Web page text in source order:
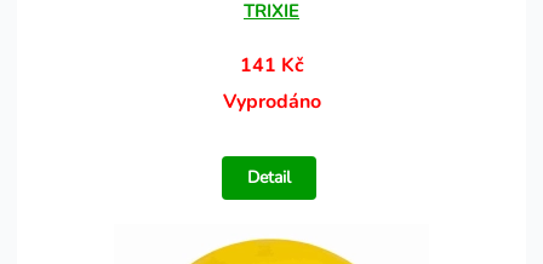
TRIXIE
141 Kč
Vyprodáno
Detail